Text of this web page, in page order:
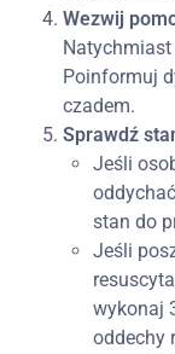
Wezwij
Poinformuj
czadem.
Sprawdź
Jeśli
stan do
Jeśli
wykonaj
oddechy